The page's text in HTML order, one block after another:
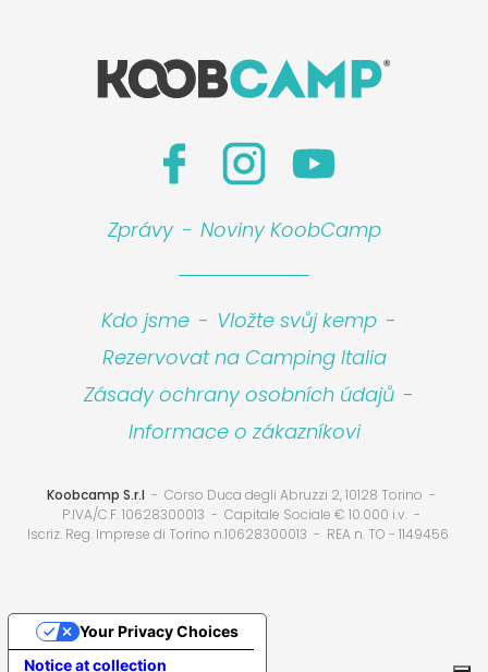
Zprávy - Noviny KoobCamp
Kdo jsme - Vložte svůj kemp -
Rezervovat na Camping Italia
Zásady ochrany osobních údajů -
Informace o zákazníkovi
Koobcamp S.r.l
Corso Duca degli Abruzzi 2, 10128 Torino
P.IVA/C.F. 10628300013
Capitale Sociale € 10.000 i.v.
Iscriz. Reg. Imprese di Torino n.10628300013
REA n. TO - 1149456
Notice at collection
Your Privacy Choices